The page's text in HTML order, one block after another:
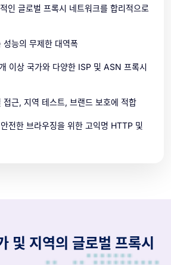
인 글로벌 프록시 네트워크를 합리적으로
성능의 무제한 대역폭
이상 국가와 다양한 ISP 및 ASN 프록시
접근, 지역 테스트, 브랜드 보호에 적합
전한 브라우징을 위한 고익명 HTTP 및
및 지역의 글로벌 프록시